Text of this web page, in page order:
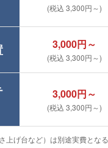
(税込 3,300円～)
3,000円～
(税込 3,300円～)
3,000円～
(税込 3,300円～)
上げ台など）は別途実費となる